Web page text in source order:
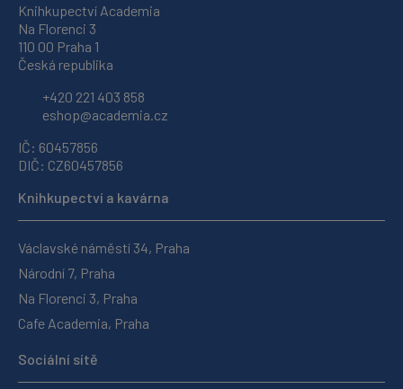
Knihkupectví Academia
Na Florenci 3
110 00 Praha 1
Česká republika
+420 221 403 858
eshop@academia.cz
IČ: 60457856
DIČ: CZ60457856
Knihkupectví a kavárna
Václavské náměstí 34, Praha
Národní 7, Praha
Na Florenci 3, Praha
Cafe Academia, Praha
Sociální sítě